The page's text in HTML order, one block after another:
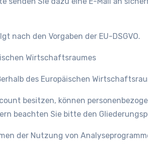
nach den Vorgaben der EU-DSGVO.
Wirtschaftsraumes
des Europäischen
besitzen, können
beachten Sie bitte den
der Nutzung von